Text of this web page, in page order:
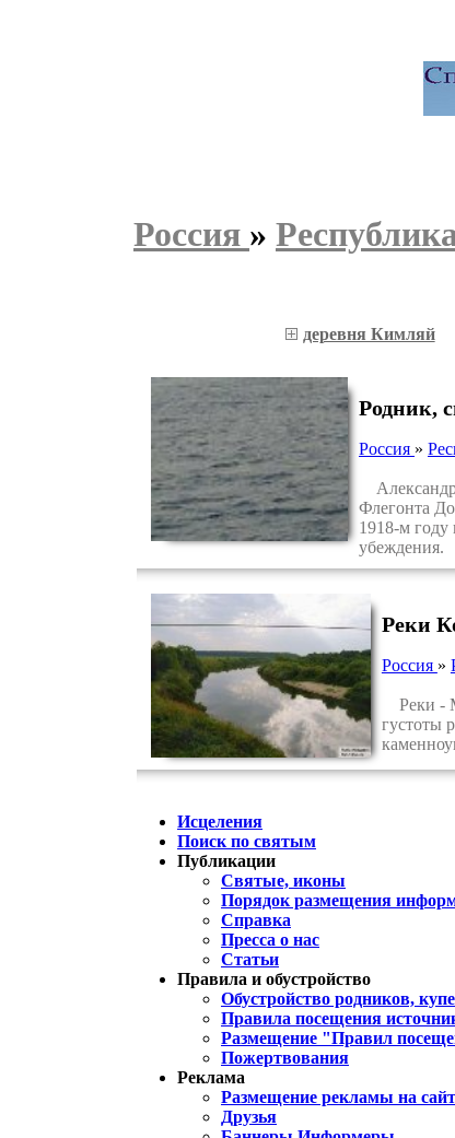
Россия »
деревня Кимляй
Родник,
Россия »
Флегонта
1918-м году
убеждения.
Реки
Россия »
Реки -
густоты
Исцеления
Поиск по святым
Публикации
Святые, иконы
Порядок размещения
Справка
Пресса о нас
Статьи
Правила и обустройство
Обустройство родников,
Правила посещения
Размещение "Правил
Пожертвования
Реклама
Размещение рекламы на
Друзья